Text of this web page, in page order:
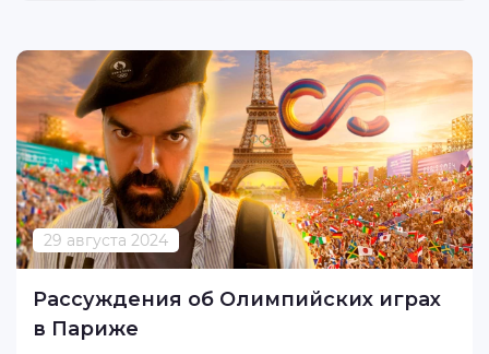
29 августа 2024
Рассуждения об Олимпийских играх
в Париже